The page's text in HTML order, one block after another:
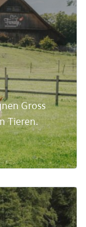
Gross
Tieren.